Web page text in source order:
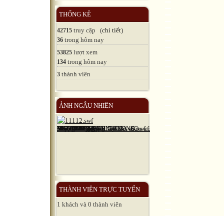
THỐNG KÊ
42715 truy cập (chi tiết)
36 trong hôm nay
53825 lượt xem
134 trong hôm nay
3 thành viên
ẢNH NGẪU NHIÊN
THÀNH VIÊN TRỰC TUYẾN
1 khách và 0 thành viên